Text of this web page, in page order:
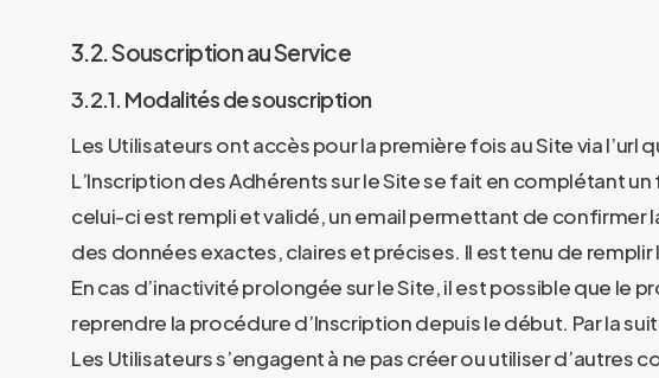
3.2. Souscription au Service
3.2.1. Modalités de souscription
Les Utilisateurs ont accès pour la première fois au Site via l’url
L’Inscription des Adhérents sur le Site se fait en complétant
celui-ci est rempli et validé, un email permettant de confirmer
des données exactes, claires et précises. Il est tenu de
En cas d’inactivité prolongée sur le Site, il est possible que
reprendre la procédure d’Inscription depuis le début. Par la
Les Utilisateurs s’engagent à ne pas créer ou utiliser